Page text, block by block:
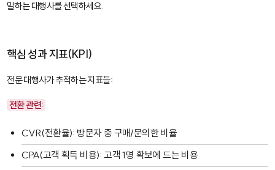
말하는 대행사를 선택하세요.
핵심 성과 지표(KPI)
전문 대행사가 추적하는 지표들:
전환 관련:
CVR(전환율): 방문자 중 구매/문의한 비율
CPA(고객 획득 비용): 고객 1명 확보에 드는 비용